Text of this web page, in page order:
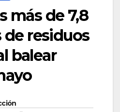
más de 7,8
residuos
balear